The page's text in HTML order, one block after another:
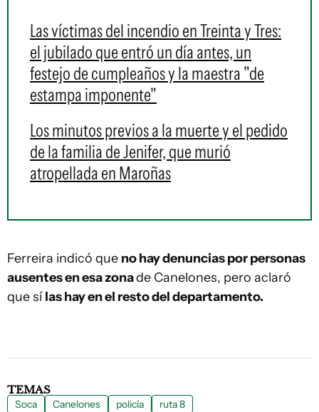
Las víctimas del incendio en Treinta y Tres:
el jubilado que entró un día antes, un
festejo de cumpleaños y la maestra "de
estampa imponente"
Los minutos previos a la muerte y el pedido
de la familia de Jenifer, que murió
atropellada en Maroñas
Ferreira indicó que no hay denuncias por personas
ausentes en esa zonade Canelones, pero aclaró
que sílas hay en el resto del departamento.
TEMAS
Soca Canelones policía ruta 8